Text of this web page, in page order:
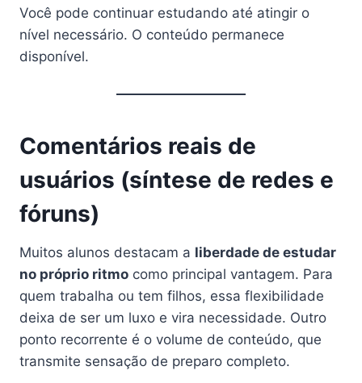
Você pode continuar estudando até atingir o
nível necessário. O conteúdo permanece
disponível.
Comentários reais de
usuários (síntese de redes e
fóruns)
Muitos alunos destacam a liberdade de estudar
no próprio ritmo como principal vantagem. Para
quem trabalha ou tem filhos, essa flexibilidade
deixa de ser um luxo e vira necessidade. Outro
ponto recorrente é o volume de conteúdo, que
transmite sensação de preparo completo.